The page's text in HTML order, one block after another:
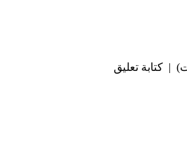
| كتابة تعليق